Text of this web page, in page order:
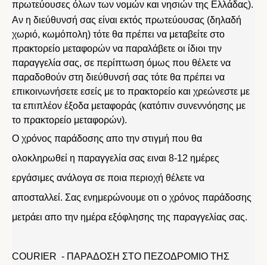
πρωτεύουσες όλων των νομών και νησιών της Ελλάδας).
Αν η διεύθυνσή σας είναι εκτός πρωτεύουσας (δηλαδή
χωριό, κωμόπολη) τότε θα πρέπει να μεταβείτε στο
πρακτορείο μεταφορών να παραλάβετε οι ίδιοι την
παραγγελία σας, σε περίπτωση όμως που θέλετε να
παραδοθούν στη διεύθυνσή σας τότε θα πρέπει να
επικοινωνήσετε εσείς με το πρακτορείο και χρεώνεστε με
τα επιπλέον έξοδα μεταφοράς (κατόπιν συνεννόησης με
το πρακτορείο μεταφορών).
Ο χρόνος παράδοσης απο την στιγμή που θα
ολοκληρωθεί η παραγγελία σας ειναι 8-12 ημέρες
εργάσιμες ανάλογα σε ποια περιοχή θέλετε να
αποσταλλεί. Σας ενημερώνουμε οτι ο χρόνος παράδοσης
μετράει απο την ημέρα εξόφλησης της παραγγελίας σας.
COURIER - ΠΑΡΑΔΟΣΗ ΣΤΟ ΠΕΖΟΔΡΟΜΙΟ ΤΗΣ